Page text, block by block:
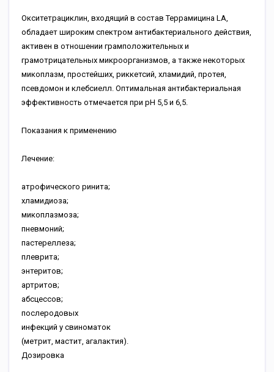
Окситетрациклин, входящий в состав Террамицина LA,
обладает широким спектром антибактериального действия,
активен в отношении грамположительных и
грамотрицательных микроорганизмов, а также некоторых
микоплазм, простейших, риккетсий, хламидий, протея,
псевдомон и клебсиелл. Оптимальная антибактериальная
эффективность отмечается при рН 5,5 и 6,5.
Показания к применению
Лечение:
атрофического ринита;
хламидиоза;
микоплазмоза;
пневмоний;
пастереллеза;
плеврита;
энтеритов;
артритов;
абсцессов;
послеродовых
инфекций у свиноматок
(метрит, мастит, агалактия).
Дозировка